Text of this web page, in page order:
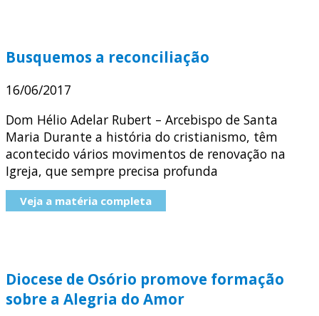
Busquemos a reconciliação
16/06/2017
Dom Hélio Adelar Rubert – Arcebispo de Santa
Maria Durante a história do cristianismo, têm
acontecido vários movimentos de renovação na
Igreja, que sempre precisa profunda
Veja a matéria completa
Diocese de Osório promove formação
sobre a Alegria do Amor